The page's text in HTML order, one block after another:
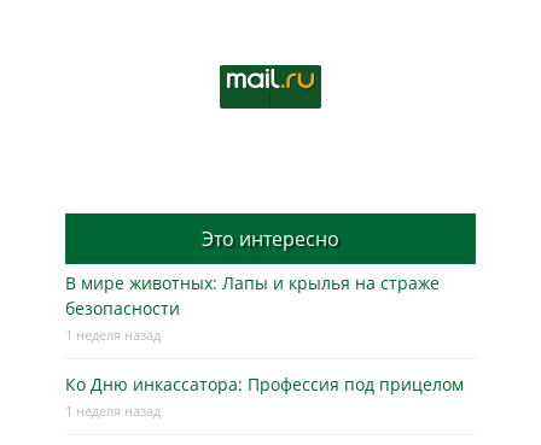
Это интересно
В мире животных: Лапы и крылья на страже
безопасности
1 неделя назад
Ко Дню инкассатора: Профессия под прицелом
1 неделя назад